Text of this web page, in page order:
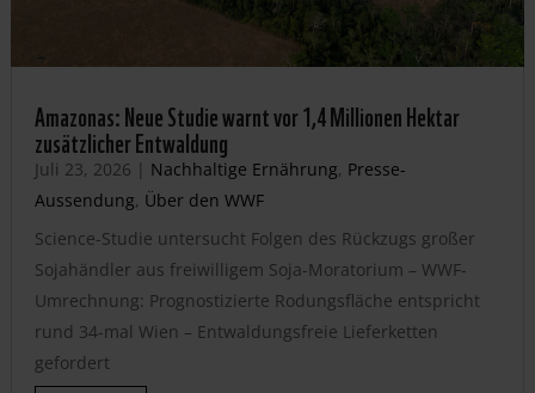
Amazonas: Neue Studie warnt vor 1,4 Millionen Hektar
zusätzlicher Entwaldung
Juli 23, 2026 | Nachhaltige Ernährung, Presse-
Aussendung, Über den WWF
Science-Studie untersucht Folgen des Rückzugs großer
Sojahändler aus freiwilligem Soja-Moratorium – WWF-
Umrechnung: Prognostizierte Rodungsfläche entspricht
rund 34-mal Wien – Entwaldungsfreie Lieferketten
gefordert